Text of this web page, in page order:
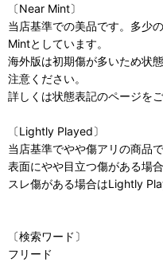
〔Near Mint〕
当店基準での美品です。多少
Mintとしています。
海外版は初期傷が多いため状
注意ください。
詳しくは状態表記のページを
〔Lightly Played〕
当店基準でやや傷アリの商品で
表面にやや目立つ傷がある場
スレ傷がある場合はLightly
〔検索ワード〕
フリード